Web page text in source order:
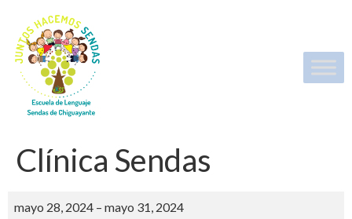
Clínica Sendas
mayo 28, 2024 – mayo 31, 2024